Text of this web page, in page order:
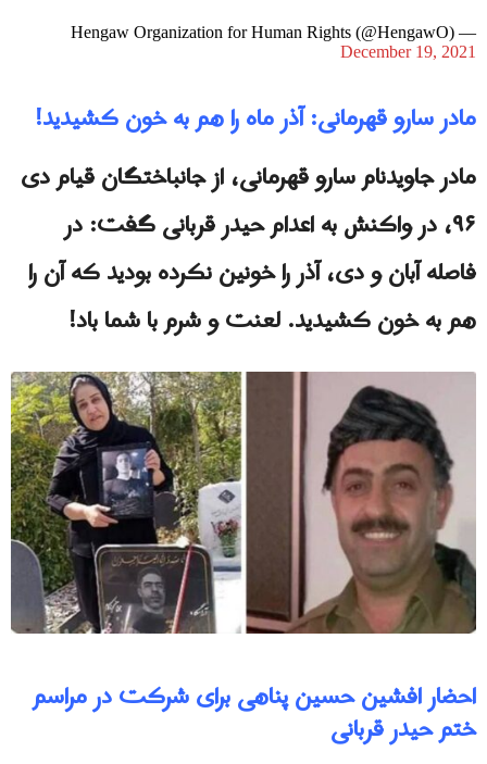
— Hengaw Organization for Human Rights (@HengawO)
December 19, 2021
مادر سارو قهرمانی: آذر ماه را هم به خون کشیدید!
مادر جاویدنام سارو قهرمانی، از جانباختگان قیام دی
۹۶، در واکنش به اعدام حیدر قربانی گفت: در
فاصله آبان و دی، آذر را خونین نکرده بودید که آن را
هم به خون کشیدید. لعنت و شرم با شما باد!
احضار افشین حسین پناهی برای شرکت در مراسم
ختم حیدر قربانی